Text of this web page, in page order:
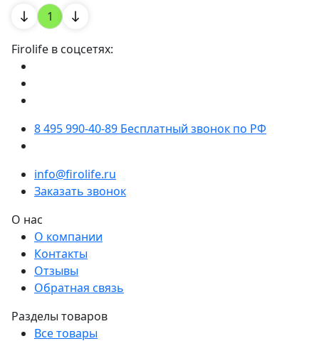
1
Firolife в соцсетях:
8 495 990-40-89 Бесплатный звонок по РФ
info@firolife.ru
Заказать звонок
О нас
О компании
Контакты
Отзывы
Обратная связь
Разделы товаров
Все товары